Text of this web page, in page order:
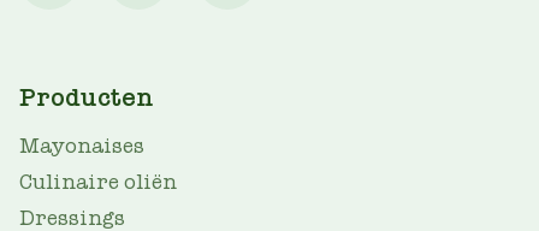
MAIN
NAV
Producten
Mayonaises
Culinaire oliën
Dressings